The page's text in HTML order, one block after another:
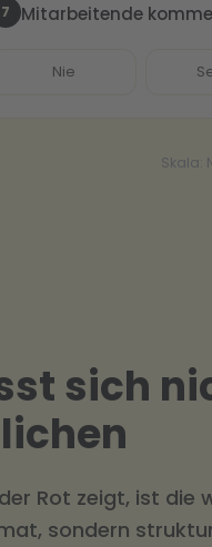
7 Mitarbeitende
Nie
Skala:
sich
Rot zeigt, ist
sondern